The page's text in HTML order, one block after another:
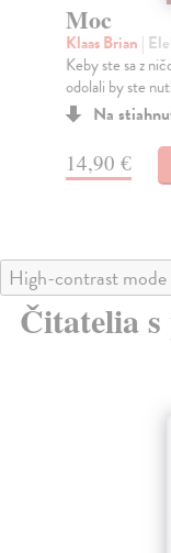
Co počít
Tesař Jan|
Edice je
které napsal v
Na
13,88 €
High-contrast mode
Čitatelia